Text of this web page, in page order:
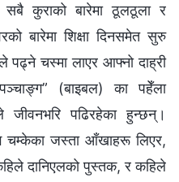
सबै कुराको बारेमा ठूलठूला र
बारेमा शिक्षा दिनसमेत सुरु
पढ्ने चस्मा लाएर आफ्नो दाह्री
(बाइबल) का पहेँला
पढिरहेका हुन्छन्।
चम्केका जस्ता आँखाहरू लिएर,
दानिएलको पुस्तक, र कहिले